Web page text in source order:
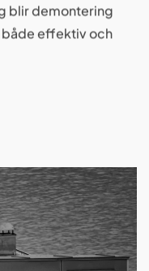
blir demontering
både effektiv och